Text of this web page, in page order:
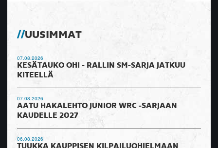
UUSIMMAT
07.08.2026
KESÄTAUKO OHI - RALLIN SM-SARJA JATKUU
KITEELLÄ
07.08.2026
AATU HAKALEHTO JUNIOR WRC -SARJAAN
KAUDELLE 2027
06.08.2026